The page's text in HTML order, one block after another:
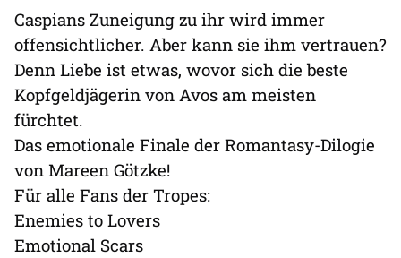
Caspians Zuneigung zu ihr wird immer
offensichtlicher. Aber kann sie ihm vertrauen?
Denn Liebe ist etwas, wovor sich die beste
Kopfgeldjägerin von Avos am meisten
fürchtet.
Das emotionale Finale der Romantasy-Dilogie
von Mareen Götzke!
Für alle Fans der Tropes:
Enemies to Lovers
Emotional Scars